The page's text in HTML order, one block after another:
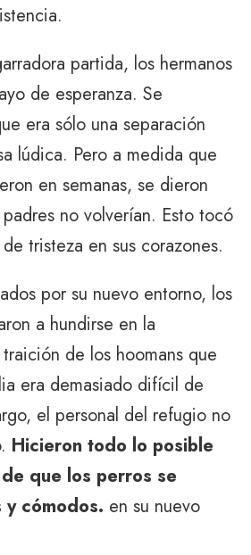
partida, los hermanos
de esperanza. Se
era sólo una separación
lúdica. Pero a medida que
en semanas, se dieron
no volverían. Esto tocó
tristeza en sus corazones.
por su nuevo entorno, los
a hundirse en la
de los hoomans que
era demasiado difícil de
el personal del refugio no
Hicieron todo lo posible
que los perros se
y cómodos. en su nuevo